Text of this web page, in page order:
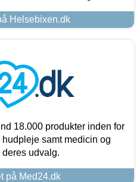
Helsebixen.dk
18.000 produkter inden for
samt medicin og
udvalg.
på Med24.dk